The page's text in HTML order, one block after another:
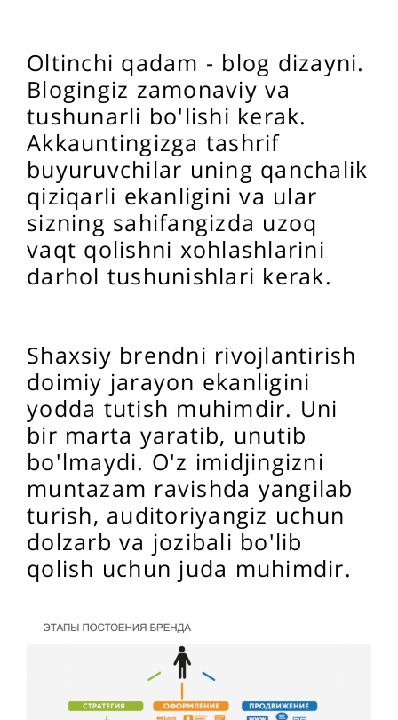
Oltinchi qadam - blog dizayni.
Blogingiz zamonaviy va
tushunarli bo'lishi kerak.
Akkauntingizga tashrif
buyuruvchilar uning qanchalik
qiziqarli ekanligini va ular
sizning sahifangizda uzoq
vaqt qolishni xohlashlarini
darhol tushunishlari kerak.
Shaxsiy brendni rivojlantirish
doimiy jarayon ekanligini
yodda tutish muhimdir. Uni
bir marta yaratib, unutib
bo'lmaydi. O'z imidjingizni
muntazam ravishda yangilab
turish, auditoriyangiz uchun
dolzarb va jozibali bo'lib
qolish uchun juda muhimdir.